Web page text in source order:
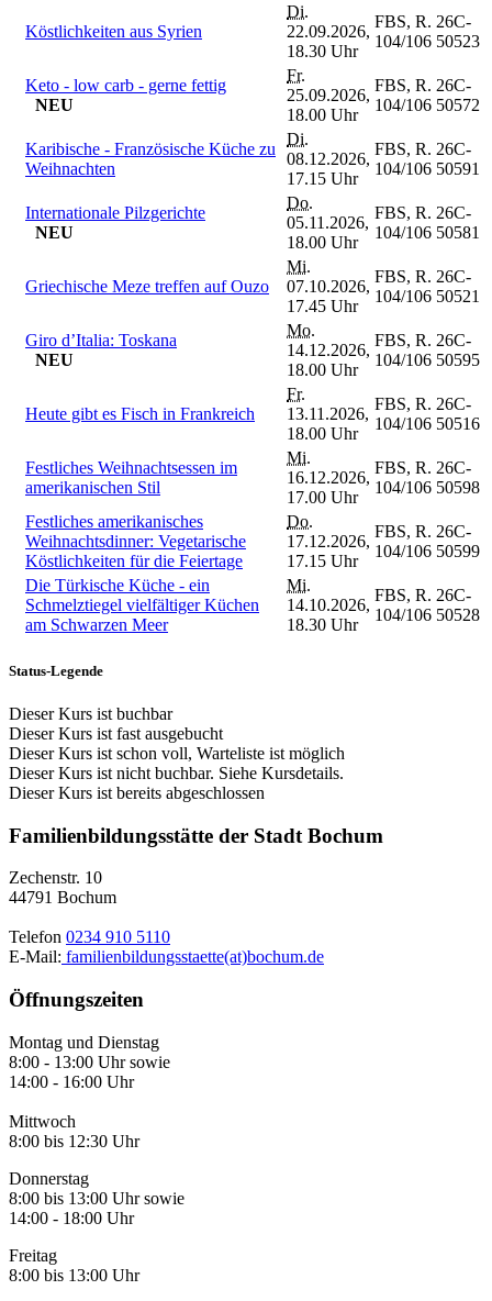
Köstlichkeiten aus Syrien
Di.
22.09.2026,
18.30 Uhr
FBS, R.
104/106
26C-
50523
Keto - low carb - gerne fettig
NEU
Fr.
25.09.2026,
18.00 Uhr
FBS, R.
104/106
26C-
50572
Karibische - Französische Küche zu
Weihnachten
Di.
08.12.2026,
17.15 Uhr
FBS, R.
104/106
26C-
50591
Internationale Pilzgerichte
NEU
Do.
05.11.2026,
18.00 Uhr
FBS, R.
104/106
26C-
50581
Griechische Meze treffen auf Ouzo
Mi.
07.10.2026,
17.45 Uhr
FBS, R.
104/106
26C-
50521
Giro d’Italia: Toskana
NEU
Mo.
14.12.2026,
18.00 Uhr
FBS, R.
104/106
26C-
50595
Heute gibt es Fisch in Frankreich
Fr.
13.11.2026,
18.00 Uhr
FBS, R.
104/106
26C-
50516
Festliches Weihnachtsessen im
amerikanischen Stil
Mi.
16.12.2026,
17.00 Uhr
FBS, R.
104/106
26C-
50598
Festliches amerikanisches
Weihnachtsdinner: Vegetarische
Köstlichkeiten für die Feiertage
Do.
17.12.2026,
17.15 Uhr
FBS, R.
104/106
26C-
50599
Die Türkische Küche - ein
Schmelztiegel vielfältiger Küchen
am Schwarzen Meer
Mi.
14.10.2026,
18.30 Uhr
FBS, R.
104/106
26C-
50528
Status-Legende
Dieser Kurs ist buchbar
Dieser Kurs ist fast ausgebucht
Dieser Kurs ist schon voll, Warteliste ist möglich
Dieser Kurs ist nicht buchbar. Siehe Kursdetails.
Dieser Kurs ist bereits abgeschlossen
Familienbildungsstätte der Stadt Bochum
Zechenstr. 10
44791 Bochum
Telefon 0234 910 5110
E-Mail: familienbildungsstaette(at)bochum.de
Öffnungszeiten
Montag und Dienstag
8:00 - 13:00 Uhr sowie
14:00 - 16:00 Uhr
Mittwoch
8:00 bis 12:30 Uhr
Donnerstag
8:00 bis 13:00 Uhr sowie
14:00 - 18:00 Uhr
Freitag
8:00 bis 13:00 Uhr